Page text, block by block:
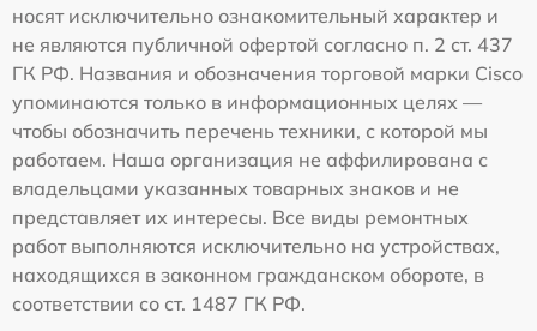
носят исключительно ознакомительный характер и
не являются публичной офертой согласно п. 2 ст. 437
ГК РФ. Названия и обозначения торговой марки Cisco
упоминаются только в информационных целях —
чтобы обозначить перечень техники, с которой мы
работаем. Наша организация не аффилирована с
владельцами указанных товарных знаков и не
представляет их интересы. Все виды ремонтных
работ выполняются исключительно на устройствах,
находящихся в законном гражданском обороте, в
соответствии со ст. 1487 ГК РФ.